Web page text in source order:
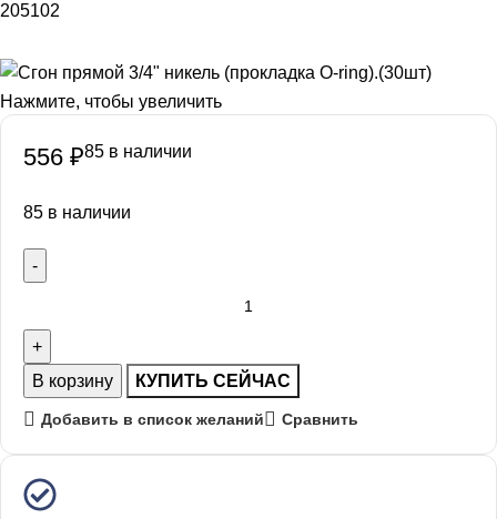
205102
Нажмите, чтобы увеличить
556 ₽85 в наличии
85 в наличии
В корзину КУПИТЬ СЕЙЧАС
Добавить в список желаний Сравнить